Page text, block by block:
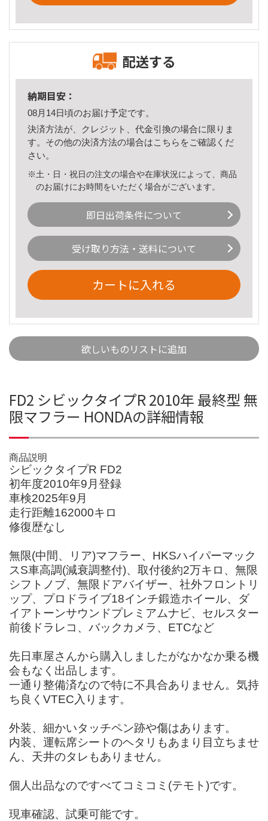
配送する
納期目安：
08月14日頃のお届け予定です。
決済方法が、クレジット、代金引換の場合に限りま
す。その他の決済方法の場合はこちら をご確認くだ
さい。
※土・日・祝日の注文の場合や在庫状況によって、商品
のお届けにお時間をいただく場合がございます。
即日出荷条件について
受け取り方法・送料について
カートに入れる
欲しいものリストに追加
FD2 シビックタイプR 2010年 最終型 無
限マフラー HONDAの詳細情報
商品説明
シビックタイプR FD2
初年度2010年9月登録
車検2025年9月
走行距離162000キロ
修復歴なし
無限(中間、リア)マフラー、HKSハイパーマック
スS車高調(減衰調整付)、取付後約2万キロ、無限
シフトノブ、無限ドアバイザー、社外フロントリ
ップ、プロドライブ18インチ鍛造ホイール、ダ
イアトーンサウンドプレミアムナビ、セルスター
前後ドラレコ、バックカメラ、ETCなど
先日車屋さんから購入しましたがなかなか乗る機
会もなく出品します。
一通り整備済なので特に不具合ありません。気持
ち良くVTEC入ります。
外装、細かいタッチペン跡や傷はあります。
内装、運転席シートのヘタリもあまり目立ちませ
ん、天井のタレもありません。
個人出品なのですべてコミコミ(テモト)です。
現車確認、試乗可能です。